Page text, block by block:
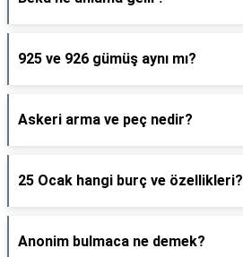
925 ve 926 gümüş aynı mı?
Askeri arma ve peç nedir?
25 Ocak hangi burç ve özellikleri?
Anonim bulmaca ne demek?